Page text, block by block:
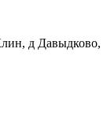
д Давыдково,